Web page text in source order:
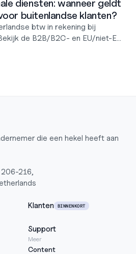
diensten: wanneer geldt
buitenlandse klanten?
btw in rekening bij
de B2B/B2C- en EU/niet-EU-
ICP en de OSS-drempel van
die een hekel heeft aan
216,
Klanten BINNENKORT
Support
Meer
Content